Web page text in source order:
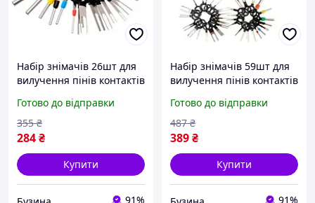
Набір знімачів 26шт для
вилучення пінів контактів
Готово до відправки
284₴
355 ₴
Купити
91%
Набір знімачів 59шт для
вилучення пінів контактів
Готово до відправки
389₴
487 ₴
Купити
91%